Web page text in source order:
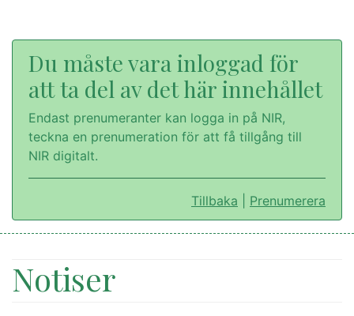
Du måste vara inloggad för
att ta del av det här innehållet
Endast prenumeranter kan logga in på NIR,
teckna en prenumeration för att få tillgång till
NIR digitalt.
Tillbaka Prenumerera
Notiser